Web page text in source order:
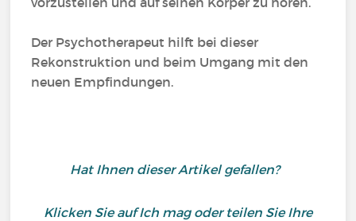
Der Psychotherapeut hilft bei dieser
Rekonstruktion und beim Umgang mit den
neuen Empfindungen.
Hat Ihnen dieser Artikel gefallen?
Klicken Sie auf Ich mag oder teilen Sie Ihre